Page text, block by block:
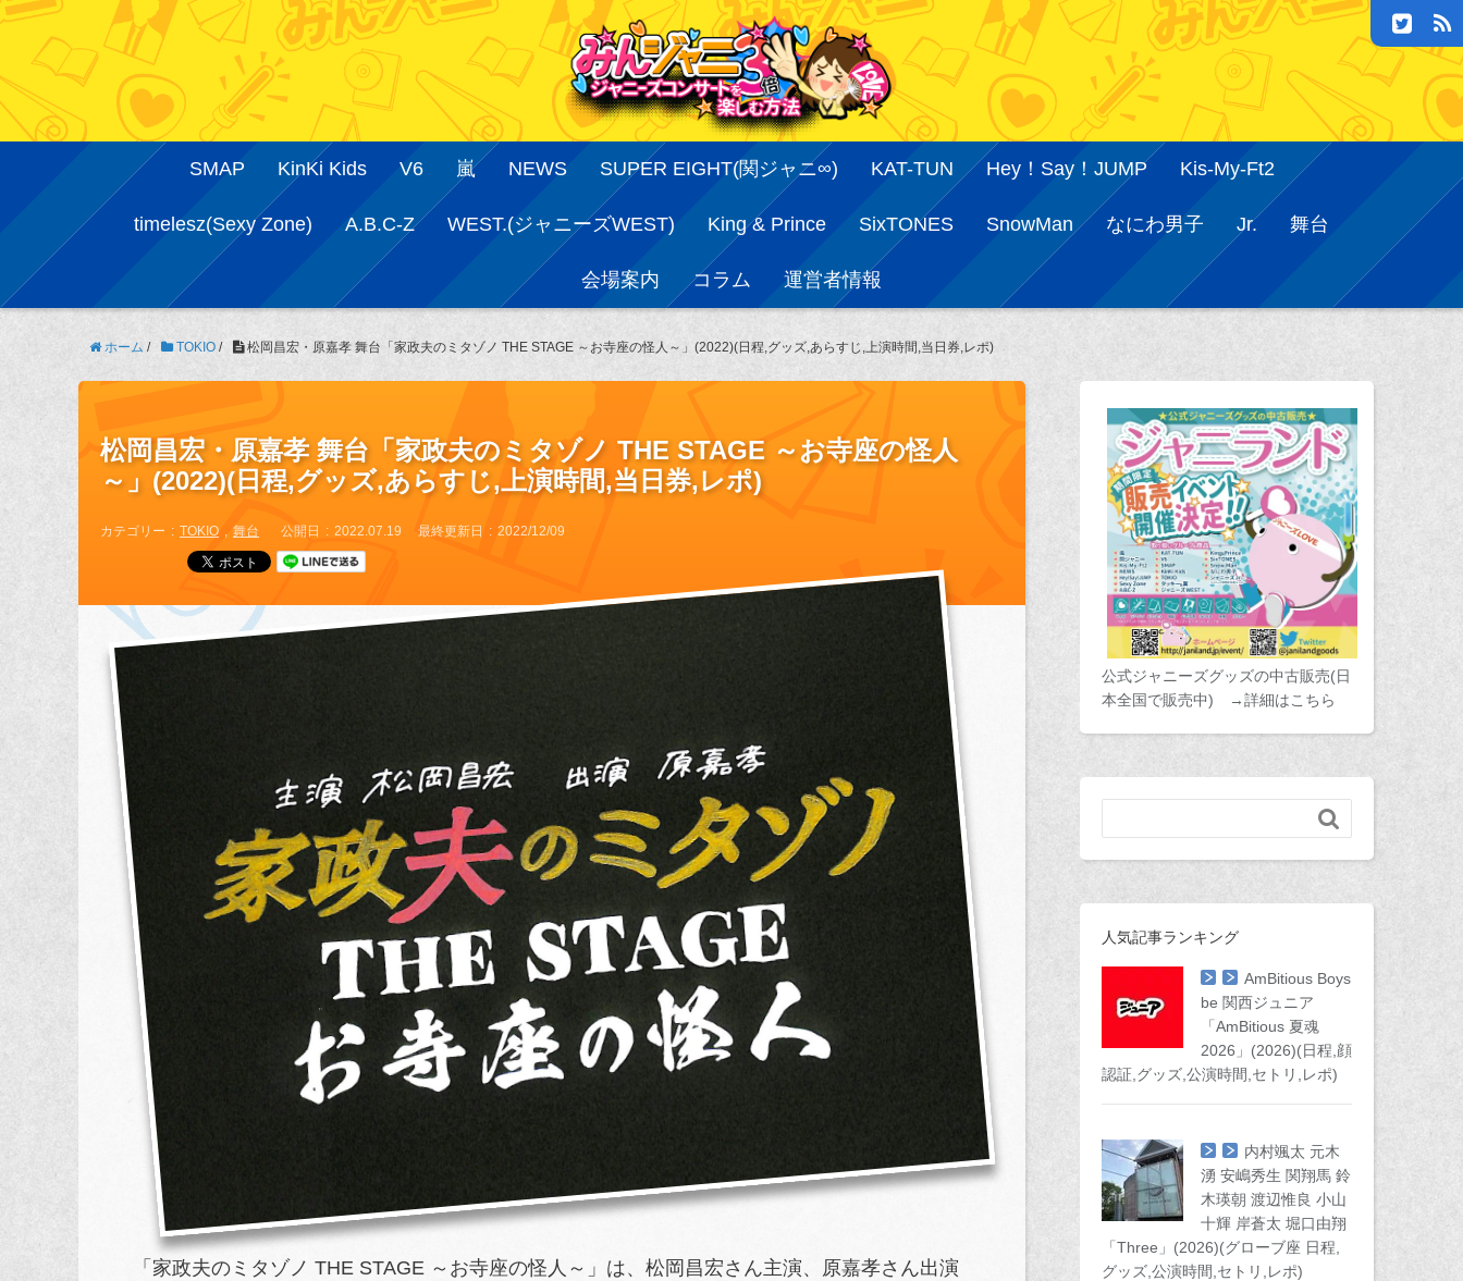
SMAP KinKi Kids V6 嵐 NEWS SUPER EIGHT(関ジャニ∞) KAT-TUN Hey！Say！JUMP Kis-My-Ft2
timelesz(Sexy Zone) A.B.C-Z WEST.(ジャニーズWEST) King & Prince SixTONES SnowMan なにわ男子 Jr. 舞台
会場案内 コラム 運営者情報
ホーム / TOKIO / 松岡昌宏・原嘉孝 舞台「家政夫のミタゾノ THE STAGE ～お寺座の怪人～」(2022)(日程,グッズ,あらすじ,上演時間,当日券,レポ)
松岡昌宏・原嘉孝 舞台「家政夫のミタゾノ THE STAGE ～お寺座の怪人
～」(2022)(日程,グッズ,あらすじ,上演時間,当日券,レポ)
カテゴリー TOKIO 舞台 公開日 2022.07.19 最終更新日 2022/12/09
「家政夫のミタゾノ THE STAGE ～お寺座の怪人～」は、松岡昌宏さん主演、原嘉孝さん出演
公式ジャニーズグッズの中古販売(日
本全国で販売中) →詳細はこちら

人気記事ランキング
AmBitious Boys
be 関西ジュニア
「AmBitious 夏魂
2026」(2026)(日程,顔
認証,グッズ,公演時間,セトリ,レポ)
内村颯太 元木
湧 安嶋秀生 関翔馬 鈴
木瑛朝 渡辺惟良 小山
十輝 岸蒼太 堀口由翔
「Three」(2026)(グローブ座 日程,
グッズ,公演時間,セトリ,レポ)